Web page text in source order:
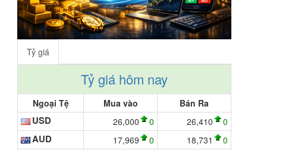
Tỷ giá
Tỷ giá hôm nay
Ngoại Tệ Mua vào Bán Ra
USD 26,000 0 26,410 0
AUD 17,969 0 18,731 0